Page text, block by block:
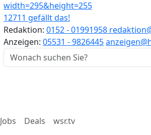
12711 gefällt das!
Redaktion: 0152 - 01991958
Anzeigen: 05531 - 9826445
Jobs Deals
wsr.tv